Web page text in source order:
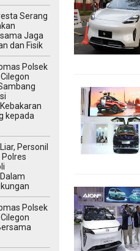
Serang
Jaga
dan Fisik
Polsek
kepada
Personil
Polres
Polsek